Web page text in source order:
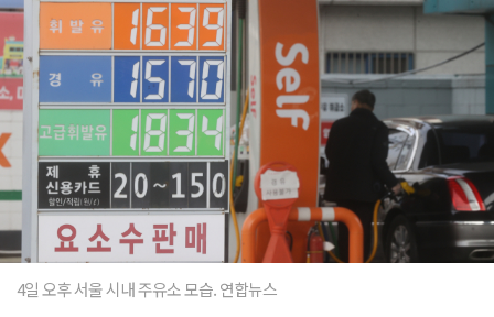
4일 오후 서울 시내 주유소 모습. 연합뉴스